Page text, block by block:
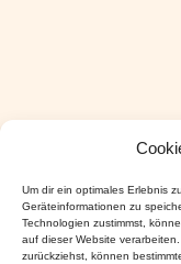
Um dir ein optimales Erlebnis
Geräteinformationen zu
Technologien zustimmst,
auf dieser Website
zurückziehst, können
KUNDENSERVICE
Impressum
Datenschutz
AGB&Versand
Widerruf &Cookies